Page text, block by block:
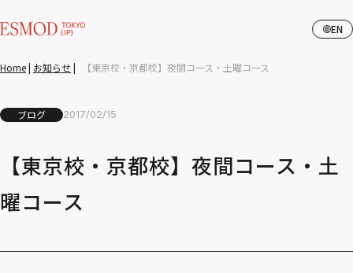
EN
Home| お知らせ| 【東京校・京都校】夜間コース・土曜コース
ブログ 2017/02/15
【東京校・京都校】夜間コース・土
曜コース